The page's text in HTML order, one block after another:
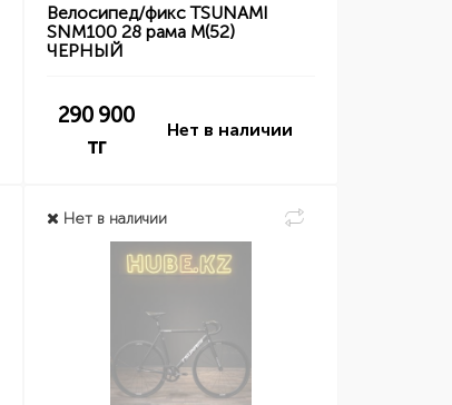
Велосипед/фикс TSUNAMI
SNM100 28 рама M(52)
ЧЕРНЫЙ
290 900
тг
Нет в наличии
Нет в наличии